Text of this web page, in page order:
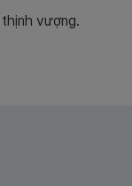
vượng.